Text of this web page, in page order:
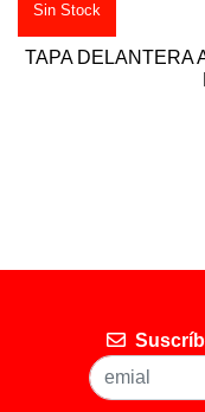
Sin Stock
TAPA DELANTERA